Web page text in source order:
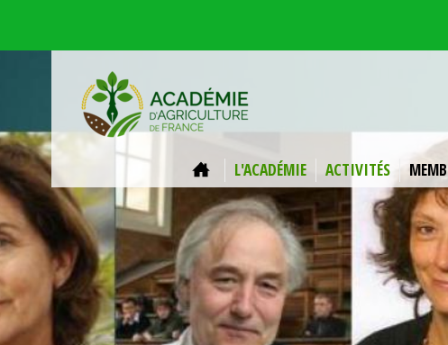
ACCUEILL'ACADÉMIE ACTIVITÉS